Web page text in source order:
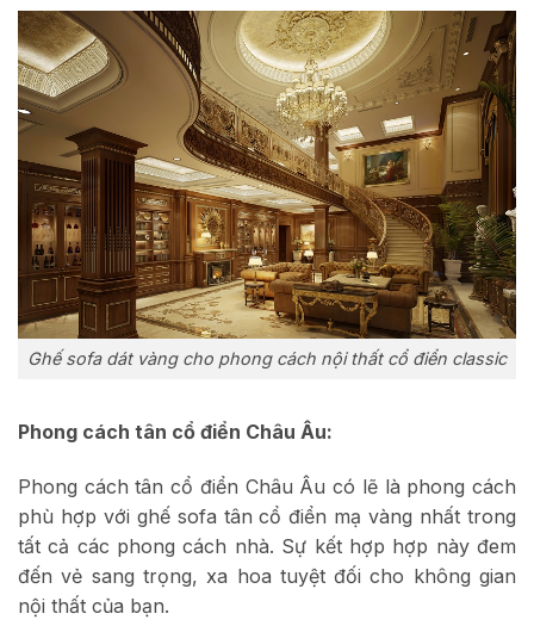
Ghế sofa dát vàng cho phong cách nội thất cổ điển classic
Phong cách tân cổ điển Châu Âu:
Phong cách tân cổ điển Châu Âu có lẽ là phong cách
phù hợp với ghế sofa tân cổ điển mạ vàng nhất trong
tất cả các phong cách nhà. Sự kết hợp hợp này đem
đến vẻ sang trọng, xa hoa tuyệt đối cho không gian
nội thất của bạn.